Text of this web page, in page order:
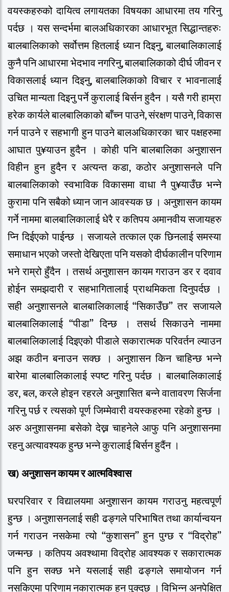
वयस्कहरुको दायित्व लगायतका विषयका आधारमा तय गरिनु
पर्दछ । यस सन्दर्भमा बालअधिकारका आधारभूत सिद्धान्तहरुः
बालबालिकाको सर्वोत्तम हितलाई ध्यान दिइनु, बालबालिकालाई
कुनै पनि आधारमा भेदभाव नगरिनु, बालबालिकाको दीर्घ जीवन र
विकासलाई ध्यान दिइनु, बालबालिकाको विचार र भावनालाई
उचित मान्यता दिइनु पर्ने कुरालाई बिर्सन हुदैन । यसै गरी हाम्रा
हरेक कार्यले बालबालिकाको बाँच्न पाउने, संरक्षण पाउने, विकास
गर्न पाउने र सहभागी हुन पाउने बालअधिकारका चार पक्षहरुमा
आघात पु¥याउन हुदैन । कोही पनि बालबालिका अनुशासन
विहीन हुन हुदैन र अत्यन्त कडा, कठोर अनुशासनले पनि
बालबालिकाको स्वभाविक विकासमा वाधा नै पु¥याउँछ भन्ने
कुरामा पनि सबैको ध्यान जान आवस्यक छ । अनुशासन कायम
गर्ने नाममा बालबालिकालाई धेरै र कतिपय अमानवीय सजायहरु
प्नि दिईएको पाईन्छ । सजायले तत्काल एक छिनलाई समस्या
समाधान भएको जस्तो देखिएता पनि यसको दीर्घकालीन परिणाम
भने राम्रो हुँदैन । तसर्थ अनुशासन कायम गराउन डर र दवाव
होईन समझदारी र सहभागितालाई प्राथमिकता दिनुपर्दछ ।
सही अनुशासनले बालबालिकालाई “सिकाउँछ” तर सजायले
बालबालिकालाई “पीडा” दिन्छ । तसर्थ सिकाउने नाममा
बालबालिकालाई दिइएको पीडाले सकारात्मक परिवर्तन ल्याउन
अझ कठीन बनाउन सक्छ । अनुशासन किन चाहिन्छ भन्ने
बारेमा बालबालिकालाई स्पष्ट गरिनु पर्दछ । बालबालिकालाई
डर, बल, करले होइन रहरले अनुशासित बन्ने वातावरण सिर्जना
गरिनु पर्छ र त्यसको पूर्ण जिम्मेवारी वयस्कहरुमा रहेको हुन्छ ।
अरु अनुशासनमा बसेको देख्न चाहनेले आफु पनि अनुशासनमा
रहनु अत्यावश्यक हुन्छ भन्ने कुरालाई बिर्सन हुदैंन ।
ख)अनुशासनकायमरआत्मविश्वास
घरपरिवार र विद्यालयमा अनुशासन कायम गराउनु महत्वपूर्ण
हुन्छ । अनुशासनलाई सही ढङ्गले परिभाषित तथा कार्यान्वयन
गर्न गराउन नसकेमा त्यो “कुशासन” हुन पुग्छ र “विद्रोह”
जन्मन्छ । कतिपय अवश्थामा विद्रोह आवश्यक र सकारात्मक
पनि हुन सक्छ भने यसलाई सही ढङ्गले समायोजन गर्न